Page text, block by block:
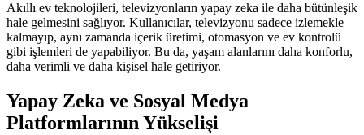
Akıllı ev teknolojileri, televizyonların yapay zeka ile daha bütünleşik
hale gelmesini sağlıyor. Kullanıcılar, televizyonu sadece izlemekle
kalmayıp, aynı zamanda içerik üretimi, otomasyon ve ev kontrolü
gibi işlemleri de yapabiliyor. Bu da, yaşam alanlarını daha konforlu,
daha verimli ve daha kişisel hale getiriyor.
Yapay Zeka ve Sosyal Medya
Platformlarının Yükselişi